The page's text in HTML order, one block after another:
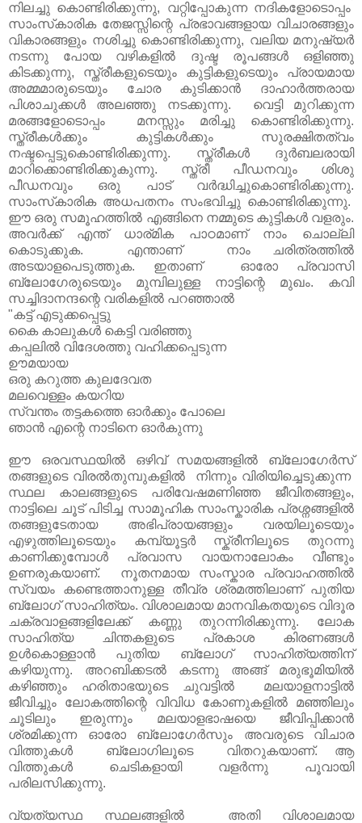
നിലച്ചു കൊണ്ടിരിക്കുന്നു, വറ്റിപ്പോകുന്ന നദികളോടൊപ്പം
സാംസ്‌കാരിക തേജസ്സിന്റെ പ്രഭാവങ്ങളായ വിചാരങ്ങളും
വികാരങ്ങളും നശിച്ചു കൊണ്ടിരിക്കുന്നു, വലിയ മനുഷ്യര്‍
നടന്നു പോയ വഴികളില്‍ ദുഷ്ട രൂപങ്ങള്‍ ഒളിഞ്ഞു
കിടക്കുന്നു, സ്ത്രീകളുടെയും കുട്ടികളുടെയും പ്രായമായ
അമ്മമാരുടെയും ചോര കുടിക്കാൻ ദാഹാർത്തരായ
പിശാചുക്കൾ അലഞ്ഞു നടക്കുന്നു. വെട്ടി മുറിക്കുന്ന
മരങ്ങളോടൊപ്പം മനസ്സും മരിച്ചു കൊണ്ടിരിക്കുന്നു.
സ്ത്രീകള്‍ക്കും കുട്ടികള്‍ക്കും സുരക്ഷിതത്വം
നഷ്ടപ്പെട്ടുകൊണ്ടിരിക്കുന്നു. സ്ത്രീകള്‍ ദുര്‍ബലരായി
മാറിക്കൊണ്ടിരിക്കുകുന്നു. സ്ത്രീ പീഡനവും ശിശു
പീഡനവും ഒരു പാട് വർദ്ധിച്ചുകൊണ്ടിരിക്കുന്നു.
സാംസ്‌കാരിക അധപതനം സംഭവിച്ചു കൊണ്ടിരിക്കുന്നു.
ഈ ഒരു സമൂഹത്തിൽ എങ്ങിനെ നമ്മുടെ കുട്ടികൾ വളരും.
അവർക്ക് എന്ത് ധാര്മിക പാഠമാണ് നാം ചൊല്ലി
കൊടുക്കുക. എന്താണ് നാം ചരിത്രത്തിൽ
അടയാളപെടുത്തുക. ഇതാണ് ഓരോ പ്രവാസി
ബ്ലോഗേരുടെയും മുമ്പിലുള്ള നാട്ടിന്റെ മുഖം. കവി
സച്ചിദാനന്ദന്റെ വരികളിൽ പറഞ്ഞാൽ
"കട്ട് എടുക്കപ്പെട്ടു
കൈ കാലുകള്‍ കെട്ടി വരിഞ്ഞു
കപ്പലില്‍ വിദേശത്തു വഹിക്കപ്പെടുന്ന
ഊമയായ
ഒരു കറുത്ത കുലദേവത
മലവെള്ളം കയറിയ
സ്വന്തം തട്ടകത്തെ ഓര്‍ക്കും പോലെ
ഞാന്‍ എന്റെ നാടിനെ ഓര്‍കുന്നു
ഈ ഒരവസ്ഥയിൽ ഒഴിവ് സമയങ്ങളില്‍ ബ്ലോഗേര്‍സ്
തങ്ങളുടെ വിരല്‍തുമ്പുകളില്‍ നിന്നും വിരിയിച്ചെടുക്കുന്ന
സ്ഥല കാലങ്ങളുടെ പരിവേഷമണിഞ്ഞ ജീവിതങ്ങളും,
നാട്ടിലെ ചൂട് പിടിച്ച സാമൂഹിക സാംസ്കാരിക പ്രശ്നങ്ങളില്‍
തങ്ങളുടേതായ അഭിപ്രായങ്ങളും വരയിലൂടെയും
എഴുത്തിലൂടെയും കമ്പ്യൂട്ടര്‍ സ്ക്രീനിലൂടെ തുറന്നു
കാണിക്കുമ്പോള്‍ പ്രവാസ വായനാലോകം വീണ്ടും
ഉണരുകയാണ്. നൂതനമായ സംസ്കാര പ്രവാഹത്തില്‍
സ്വയം കണ്ടെത്താനുള്ള തീവ്ര ശ്രമത്തിലാണ് പുതിയ
ബ്ലോഗ് സാഹിത്യം. വിശാലമായ മാനവികതയുടെ വിദൂര
ചക്രവാളങ്ങളിലേക്ക് കണ്ണു തുറന്നിരിക്കുന്നു. ലോക
സാഹിത്യ ചിന്തകളുടെ പ്രകാശ കിരണങ്ങള്‍
ഉള്‍കൊള്ളാന്‍ പുതിയ ബ്ലോഗ് സാഹിത്യത്തിന്
കഴിയുന്നു. അറബിക്കടല്‍ കടന്നു അങ്ങ് മരുഭൂമിയില്‍
കഴിഞ്ഞും ഹരിതാഭയുടെ ചുവട്ടില്‍ മലയാളനാട്ടില്‍
ജീവിച്ചും ലോകത്തിന്റെ വിവിധ കോണുകളില്‍ മഞ്ഞിലും
ചൂടിലും ഇരുന്നും മലയാളഭാഷയെ ജീവിപ്പിക്കാന്‍
ശ്രമിക്കുന്ന ഓരോ ബ്ലോഗേര്‍സും അവരുടെ വിചാര
വിത്തുകള്‍ ബ്ലോഗിലൂടെ വിതറുകയാണ്. ആ
വിത്തുകള്‍ ചെടികളായി വളര്‍ന്നു പൂവായി
പരിലസിക്കുന്നു.
വ്യത്യസ്ഥ സ്ഥലങ്ങളില്‍ അതി വിശാലമായ